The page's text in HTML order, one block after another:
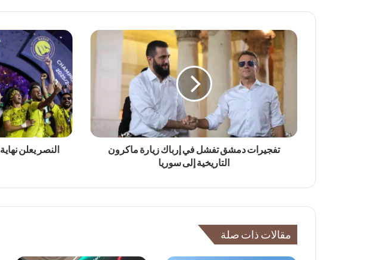
تفجيرات دمشق تفشل في إرباك زيارة ماكرون
التاريخية إلى سوريا
النصر يعلن
مقالات ذات صلة